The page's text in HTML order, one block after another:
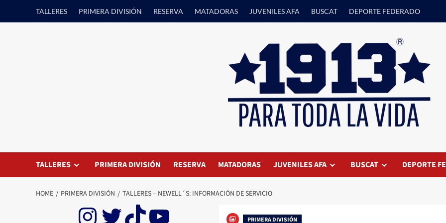
TALLERES PRIMERA DIVISIÓN RESERVA MATADORAS JUVENILES AFA BUSCAT DEPORTE FEDERADO
TALLERES PRIMERA DIVISIÓN RESERVA MATADORAS JUVENILES AFA BUSCAT DEPORTE
HOME PRIMERA DIVISIÓN TALLERES – NEWELL´S: INFORMACIÓN DE SERVICIO
PRIMERA DIVISIÓN
Instagram
Twitter
TikTok
YouTube